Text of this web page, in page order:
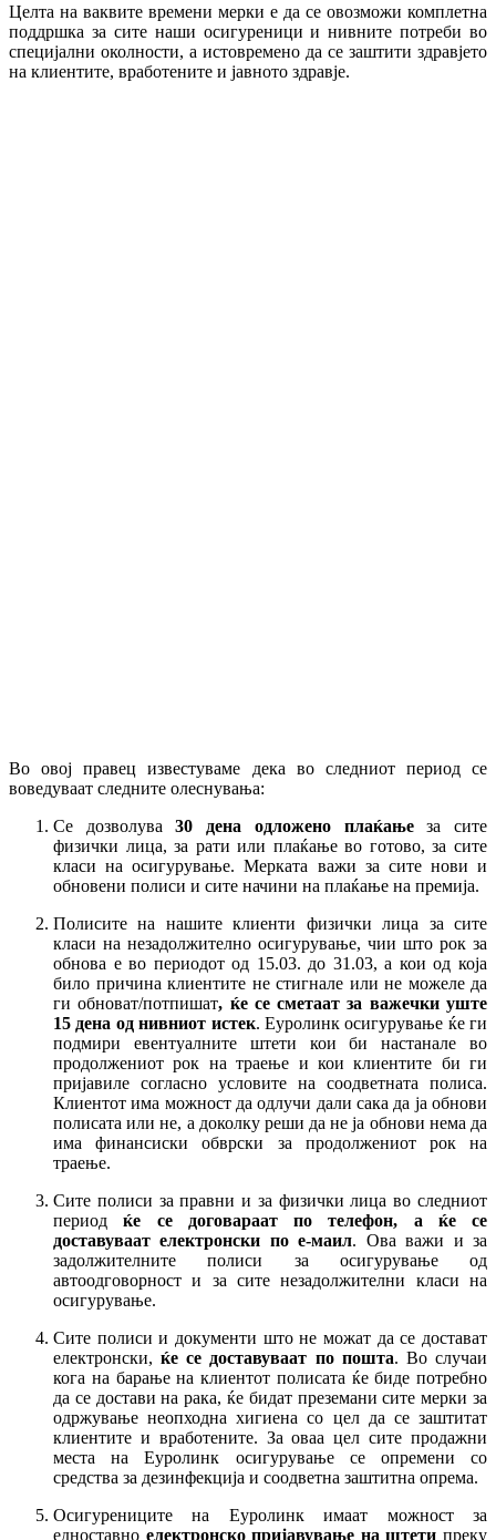
Целта на ваквите времени мерки е да се овозможи комплетна
поддршка за сите наши осигуреници и нивните потреби во
специјални околности, а истовремено да се заштити здравјето
на клиентите, вработените и јавното здравје.
Во овој правец известуваме дека во следниот период се
воведуваат следните олеснувања:
Се дозволува30 дена одложено плаќањеза сите
физички лица, за рати или плаќање во готово, за сите
класи на осигурување. Мерката важи за сите нови и
обновени полиси и сите начини на плаќање на премија.
Полисите на нашите клиенти физички лица за сите
класи на незадолжително осигурување, чии што рок за
обнова е во периодот од 15.03. до 31.03, а кои од која
било причина клиентите не стигнале или не можеле да
ги обноват/потпишат, ќе се сметаат за важечки уште
15 дена од нивниот истек. Еуролинк осигурување ќе ги
подмири евентуалните штети кои би настанале во
продолжениот рок на траење и кои клиентите би ги
пријавиле согласно условите на соодветната полиса.
Клиентот има можност да одлучи дали сака да ја обнови
полисата или не, а доколку реши да не ја обнови нема да
има финансиски обврски за продолжениот рок на
траење.
Сите полиси за правни и за физички лица во следниот
периодќе се договараат по телефон, а ќе се
доставуваат електронски по е-маил. Ова важи и за
задолжителните полиси за осигурување од
автоодговорност и за сите незадолжителни класи на
осигурување.
Сите полиси и документи што не можат да се достават
електронски,ќе се доставуваат по пошта. Во случаи
кога на барање на клиентот полисата ќе биде потребно
да се достави на рака, ќе бидат преземани сите мерки за
одржување неопходна хигиена со цел да се заштитат
клиентите и вработените. За оваа цел сите продажни
места на Еуролинк осигурување се опремени со
средства за дезинфекција и соодветна заштитна опрема.
Осигурениците на Еуролинк имаат можност за
едноставно електронско пријавување на штети преку